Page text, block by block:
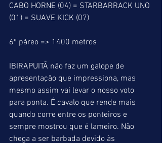
CABO HORNE (04) = STARBARRACK UNO
(01) = SUAVE KICK (07)
6º páreo => 1400 metros
IBIRAPUITÃ não faz um galope de
apresentação que impressiona, mas
mesmo assim vai levar o nosso voto
para ponta. É cavalo que rende mais
quando corre entre os ponteiros e
sempre mostrou que é lameiro. Não
chega a ser barbada devido às